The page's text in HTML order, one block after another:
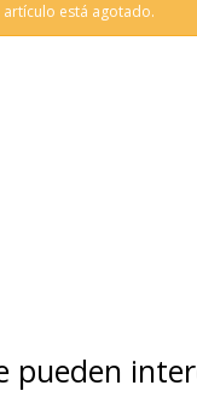
artículo está agotado.
pueden